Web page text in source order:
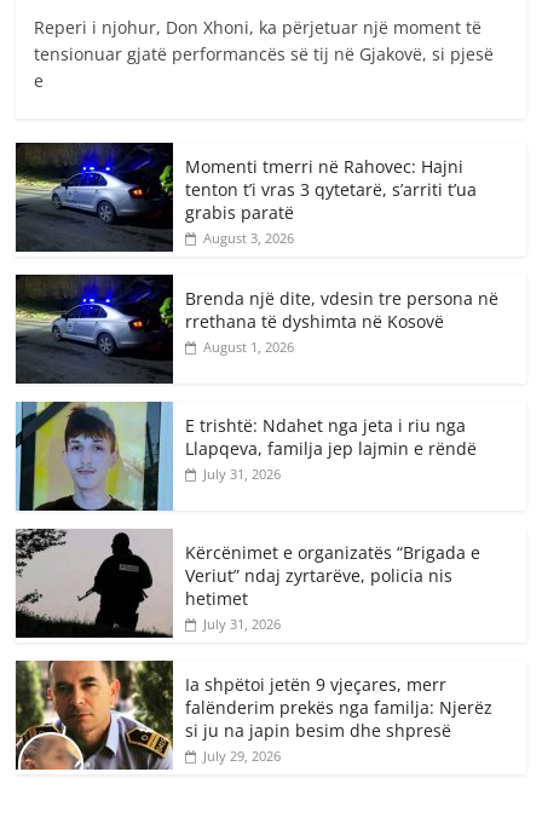
Reperi i njohur, Don Xhoni, ka përjetuar një moment të
tensionuar gjatë performancës së tij në Gjakovë, si pjesë
e
Momenti tmerri në Rahovec: Hajni
tenton t’i vras 3 qytetarë, s’arriti t’ua
grabis paratë
August 3, 2026
Brenda një dite, vdesin tre persona në
rrethana të dyshimta në Kosovë
August 1, 2026
E trishtë: Ndahet nga jeta i riu nga
Llapqeva, familja jep lajmin e rëndë
July 31, 2026
Kërcënimet e organizatës “Brigada e
Veriut” ndaj zyrtarëve, policia nis
hetimet
July 31, 2026
Ia shpëtoi jetën 9 vjeçares, merr
falënderim prekës nga familja: Njerëz
si ju na japin besim dhe shpresë
July 29, 2026